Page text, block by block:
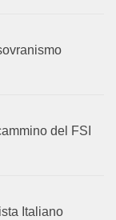
del FSI
Italiano